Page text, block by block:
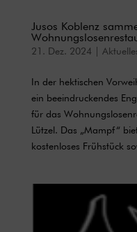
Jusos Koblenz
21. Dez. 2024 |
In der hektischen
ein beeindruckendes
für das
Lützel. Das „Mampf“
kostenloses Frühstück